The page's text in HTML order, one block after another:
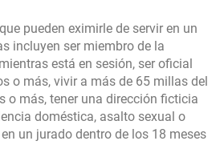
pueden eximirle de servir en un
incluyen ser miembro de la
está en sesión, ser oficial
o más, vivir a más de 65 millas del
o más, tener una dirección ficticia
doméstica, asalto sexual o
un jurado dentro de los 18 meses